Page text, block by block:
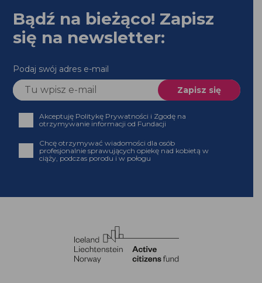
Bądź na bieżąco! Zapisz
się na newsletter:
Podaj swój adres e-mail
Akceptuję Politykę Prywatności i Zgodę na
otrzymywanie informacji od Fundacji
Chcę otrzymywać wiadomości dla osób profesjonalnie
sprawujących opiekę nad kobietą w ciąży, podczas
porodu i w połogu